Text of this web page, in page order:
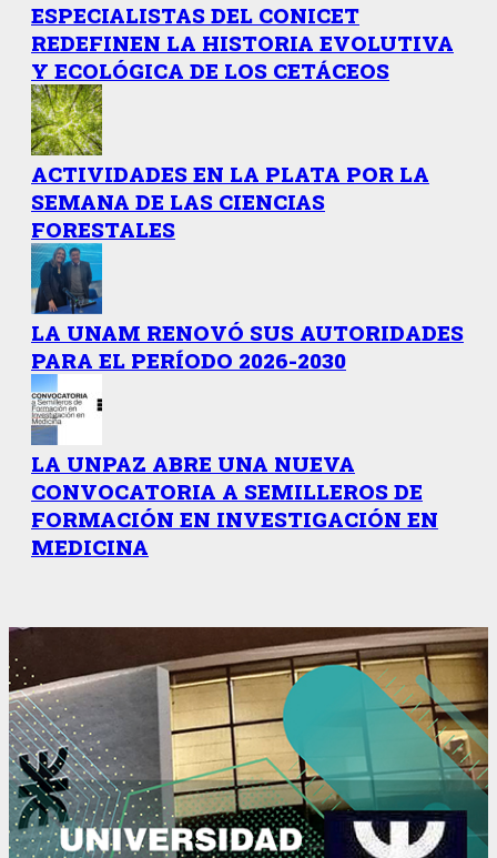
ESPECIALISTAS DEL CONICET
REDEFINEN LA HISTORIA EVOLUTIVA
Y ECOLÓGICA DE LOS CETÁCEOS
ACTIVIDADES EN LA PLATA POR LA
SEMANA DE LAS CIENCIAS
FORESTALES
LA UNAM RENOVÓ SUS AUTORIDADES
PARA EL PERÍODO 2026-2030
LA UNPAZ ABRE UNA NUEVA
CONVOCATORIA A SEMILLEROS DE
FORMACIÓN EN INVESTIGACIÓN EN
MEDICINA